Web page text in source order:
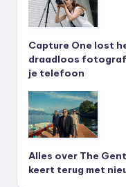
Capture One lost
draadloos
je telefoon
Alles over The
keert terug met